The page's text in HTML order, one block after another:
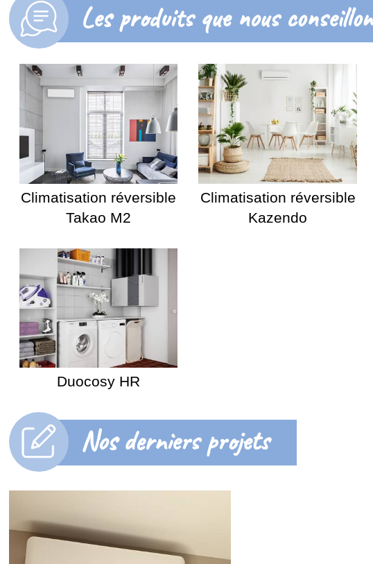
Les produits que nous
Climatisation réversible
Takao M2
Climatisation réversible
Kazendo
Duocosy HR
Nos derniers projets